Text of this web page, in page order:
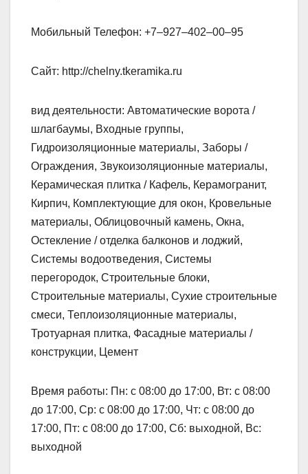
Мобильный Телефон: +7‒927‒402‒00‒95
Сайт: http://chelny.tkeramika.ru
вид деятельности: Автоматические ворота /
шлагбаумы, Входные группы,
Гидроизоляционные материалы, Заборы /
Ограждения, Звукоизоляционные материалы,
Керамическая плитка / Кафель, Керамогранит,
Кирпич, Комплектующие для окон, Кровельные
материалы, Облицовочный камень, Окна,
Остекление / отделка балконов и лоджий,
Системы водоотведения, Системы
перегородок, Строительные блоки,
Строительные материалы, Сухие строительные
смеси, Теплоизоляционные материалы,
Тротуарная плитка, Фасадные материалы /
конструкции, Цемент
Время работы: Пн: с 08:00 до 17:00, Вт: с 08:00
до 17:00, Ср: с 08:00 до 17:00, Чт: с 08:00 до
17:00, Пт: с 08:00 до 17:00, Сб: выходной, Вс:
выходной